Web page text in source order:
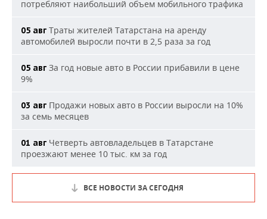
потребляют наибольший объем мобильного трафика
05 авг Траты жителей Татарстана на аренду
автомобилей выросли почти в 2,5 раза за год
05 авг За год новые авто в России прибавили в цене
9%
03 авг Продажи новых авто в России выросли на 10%
за семь месяцев
01 авг Четверть автовладельцев в Татарстане
проезжают менее 10 тыс. км за год
ВСЕ НОВОСТИ ЗА СЕГОДНЯ